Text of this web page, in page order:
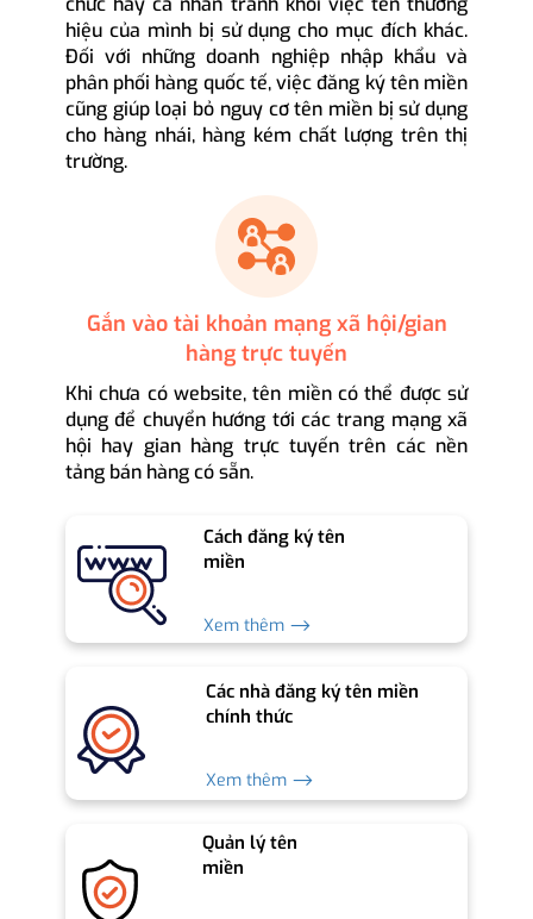
hiệu của mình bị sử dụng cho mục đích khác.
Đối với những doanh nghiệp nhập khẩu và
phân phối hàng quốc tế, việc đăng ký tên miền
cũng giúp loại bỏ nguy cơ tên miền bị sử dụng
cho hàng nhái, hàng kém chất lượng trên thị
trường.
Gắn vào tài khoản mạng xã hội/gian
hàng trực tuyến
Khi chưa có website, tên miền có thể được sử
dụng để chuyển hướng tới các trang mạng xã
hội hay gian hàng trực tuyến trên các nền
tảng bán hàng có sẵn.
Cách đăng ký tên
miền
Xem thêm ⟶
Các nhà đăng ký tên miền
chính thức
Xem thêm ⟶
Quản lý tên
miền